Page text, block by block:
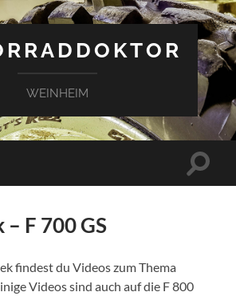
WEINHEIM
F 700 GS
findest du Videos zum Thema
Videos sind auch auf die F 800